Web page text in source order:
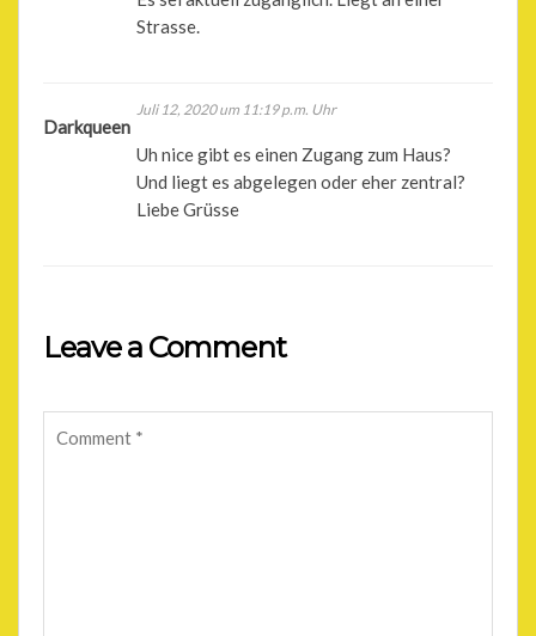
Strasse.
Darkqueen
Juli 12, 2020 um 11:19 p.m. Uhr
Uh nice gibt es einen Zugang zum Haus?
Und liegt es abgelegen oder eher zentral?
Liebe Grüsse
Leave a Comment